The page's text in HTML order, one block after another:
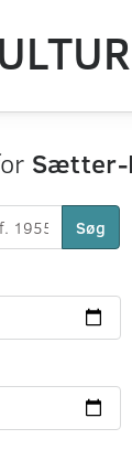
Sætter-
Søg